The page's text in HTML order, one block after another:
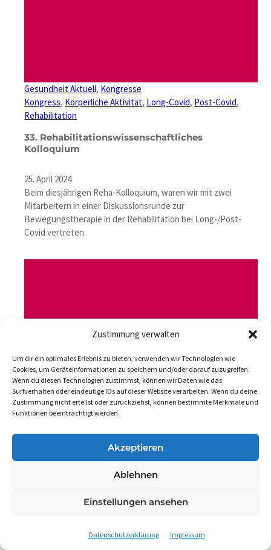
Zustimmung verwalten
Um dir ein optimales Erlebnis zu bieten, verwenden wir Technologien wie
Cookies, um Geräteinformationen zu speichern und/oder darauf zuzugreifen.
Wenn du diesen Technologien zustimmst, können wir Daten wie das
Surfverhalten oder eindeutige IDs auf dieser Website verarbeiten. Wenn du deine
Zustimmung nicht erteilst oder zurückziehst, können bestimmte Merkmale und
Funktionen beeinträchtigt werden.
Akzeptieren
Ablehnen
Einstellungen ansehen
Datenschutzerklärung Impressum
Gesundheit Aktuell, Kongresse
Kongress, Körperliche Aktivität, Long-Covid, Post-Covid
Rehabilitation
33. Rehabilitationswissenschaftliches
Kolloquium
25. April 2024
Beim diesjährigen Reha-Kolloquium, waren wir mit zwei
Mitarbeitern in einer Diskussionsrunde zur
Bewegungstherapie in der Rehabilitation bei Long-/Post-
Covid vertreten.
Gesundheit Aktuell
Gesundheitspolitisch, Politik
Patientenleitlinie „Bluthochdruck“ veröffentlicht
19. April 2024
Die Patientenleitlinie „Bluthochdruck“ wurde unter